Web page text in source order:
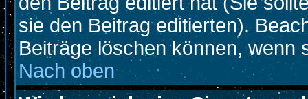
sie den Beitrag editierten).
Beiträge löschen können, wenn
Nach oben